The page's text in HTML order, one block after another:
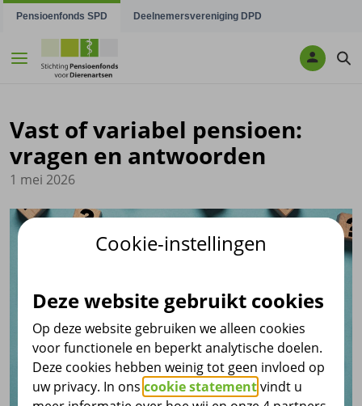
Navigatie overslaan
Pensioenfonds SPD Deelnemersvereniging DPD
Vast of variabel pensioen:
vragen en antwoorden
1 mei 2026
Cookie-instellingen
Deze website gebruikt cookies
Op deze website gebruiken we alleen cookies
voor functionele en beperkt analytische doelen.
Deze cookies hebben weinig tot geen invloed op
uw privacy. In onscookie statementvindt u